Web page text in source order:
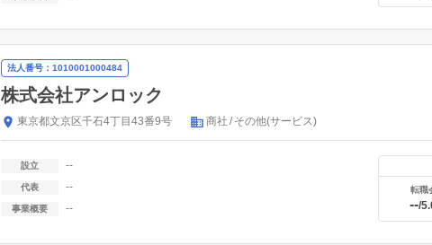
法人番号：1010001000484
株式会社アンロック
東京都文京区千石4丁目43番9号 商社 その他(サービス)
設立 --
代表 --
事業概要 --
転職
--/